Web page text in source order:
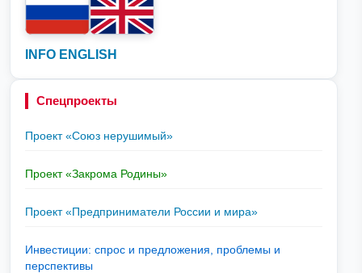
INFO ENGLISH
Спецпроекты
Проект «Союз нерушимый»
Проект «Закрома Родины»
Проект «Предприниматели России и мира»
Инвестиции: спрос и предложения, проблемы и
перспективы